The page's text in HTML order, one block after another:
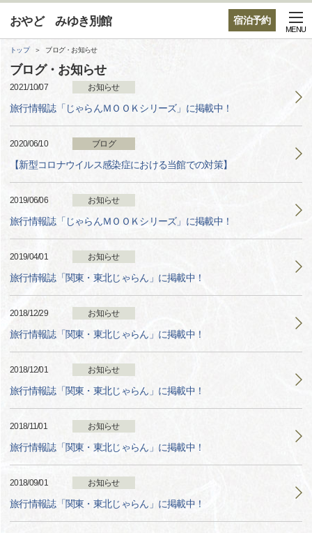
宿泊予約
おやど みゆき別館
MENU
トップ ブログ・お知らせ
ブログ・お知らせ
2021/10/07 お知らせ
旅行情報誌「じゃらんＭＯＯＫシリーズ」に掲載中！
2020/06/10 ブログ
【新型コロナウイルス感染症における当館での対策】
2019/06/06 お知らせ
旅行情報誌「じゃらんＭＯＯＫシリーズ」に掲載中！
2019/04/01 お知らせ
旅行情報誌「関東・東北じゃらん」に掲載中！
2018/12/29 お知らせ
旅行情報誌「関東・東北じゃらん」に掲載中！
2018/12/01 お知らせ
旅行情報誌「関東・東北じゃらん」に掲載中！
2018/11/01 お知らせ
旅行情報誌「関東・東北じゃらん」に掲載中！
2018/09/01 お知らせ
旅行情報誌「関東・東北じゃらん」に掲載中！